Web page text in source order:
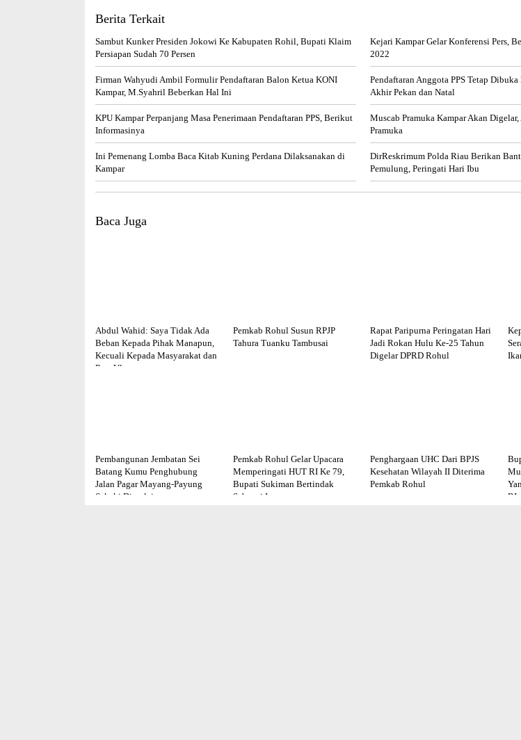
Berita Terkait
Sambut Kunker Presiden Jokowi Ke Kabupaten Rohil, Bupati Klaim
Persiapan Sudah 70 Persen
Kejari Kampar Gelar Konferensi Pers,
2022
Firman Wahyudi Ambil Formulir Pendaftaran Balon Ketua KONI
Kampar, M.Syahril Beberkan Hal Ini
Pendaftaran Anggota PPS Tetap
Akhir Pekan dan Natal
KPU Kampar Perpanjang Masa Penerimaan Pendaftaran PPS, Berikut
Informasinya
Muscab Pramuka Kampar Akan
Pramuka
Ini Pemenang Lomba Baca Kitab Kuning Perdana Dilaksanakan di
Kampar
DirReskrimum Polda Riau Berikan
Pemulung, Peringati Hari Ibu
Baca Juga
Abdul Wahid: Saya Tidak Ada
Beban Kepada Pihak Manapun,
Kecuali Kepada Masyarakat dan
Para Ulama
Pemkab Rohul Susun RPJP
Tahura Tuanku Tambusai
Rapat Paripurna Peringatan Hari
Jadi Rokan Hulu Ke-25 Tahun
Digelar DPRD Rohul
Pembangunan Jembatan Sei
Batang Kumu Penghubung
Jalan Pagar Mayang-Payung
Sekaki Dimulai
Pemkab Rohul Gelar Upacara
Memperingati HUT RI Ke 79,
Bupati Sukiman Bertindak
Sebagai Irup
Penghargaan UHC Dari BPJS
Kesehatan Wilayah II Diterima
Pemkab Rohul
RI